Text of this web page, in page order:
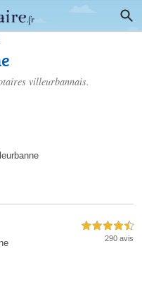
villeurbannais.
4,5 étoiles sur 5
290 avis